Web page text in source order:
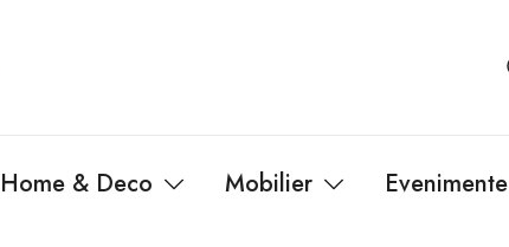
Home & Deco Mobilier Evenimente